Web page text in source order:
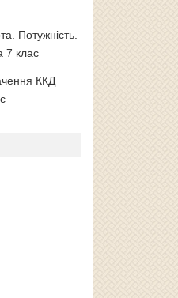
Потужність.
7 клас
ККД